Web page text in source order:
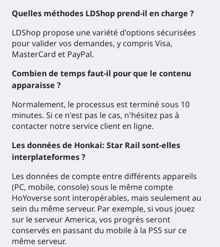
Quelles méthodes LDShop prend-il en charge ?
LDShop propose une variété d'options sécurisées
pour valider vos demandes, y compris Visa,
MasterCard et PayPal.
Combien de temps faut-il pour que le contenu
apparaisse ?
Normalement, le processus est terminé sous 10
minutes. Si ce n'est pas le cas, n'hésitez pas à
contacter notre service client en ligne.
Les données de Honkai: Star Rail sont-elles
interplateformes ?
Les données de compte entre différents appareils
(PC, mobile, console) sous le même compte
HoYoverse sont interopérables, mais seulement au
sein du même serveur. Par exemple, si vous jouez
sur le serveur America, vos progrès seront
conservés en passant du mobile à la PS5 sur ce
même serveur.